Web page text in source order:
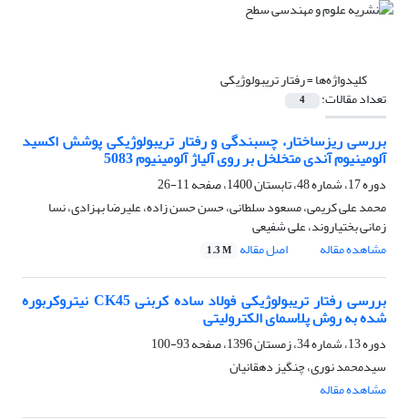
کلیدواژه‌ها =رفتار تریبولوژیکی
تعداد مقالات: 4
بررسی ریزساختار، چسبندگی و رفتار تریبولوژیکی پوشش اکسید
آلومینیوم آندی متخلخل بر روی آلیاژ آلومینیوم 5083
دوره 17، شماره 48، تابستان 1400، صفحه
11-26
محمد علی کریمی، مسعود سلطانی، حسن حسن زاده، علیرضا بهزادی، نسا
زمانی بختیاروند، علی شفیعی
مشاهده مقاله
اصل مقاله 1.3 M
بررسی رفتار تریبولوژیکی فولاد ساده کربنی CK45 نیتروکربوره
شده به روش پلاسمای الکترولیتی
دوره 13، شماره 34، زمستان 1396، صفحه
93-100
سیدمحمد نوری، چنگیز دهقانیان
مشاهده مقاله